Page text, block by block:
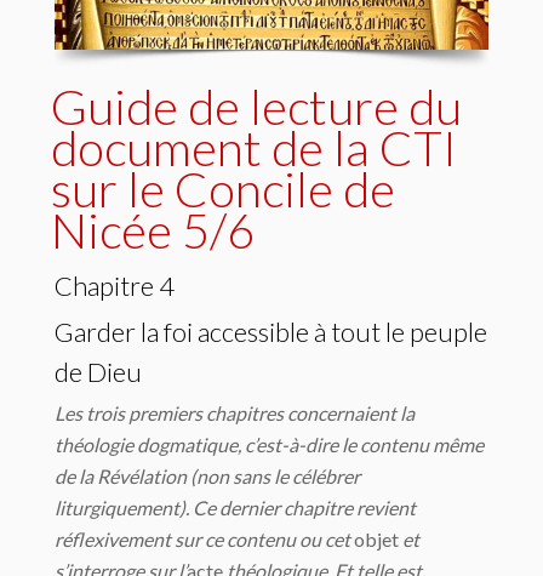
Guide de lecture du
document de la CTI
sur le Concile de
Nicée 5/6
Chapitre 4
Garder la foi accessible à tout le peuple
de Dieu
Les trois premiers chapitres concernaient la
théologie dogmatique, c’est-à-dire le contenu même
de la Révélation (non sans le célébrer
liturgiquement). Ce dernier chapitre revient
réflexivement sur ce contenu ou cetobjet et
s’interroge sur l’acte théologique. Et telle est